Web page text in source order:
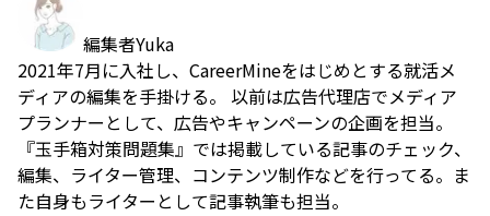
編集者Yuka
2021年7月に入社し、CareerMineをはじめとする就活メ
ディアの編集を手掛ける。 以前は広告代理店でメディア
プランナーとして、広告やキャンペーンの企画を担当。
『玉手箱対策問題集』では掲載している記事のチェック、
編集、ライター管理、コンテンツ制作などを行ってる。ま
た自身もライターとして記事執筆も担当。